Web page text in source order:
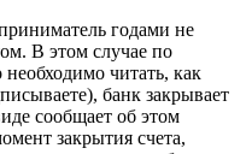
годами не
В этом случае по
необходимо читать, как
банк закрывает
сообщает об этом
закрытия счета,